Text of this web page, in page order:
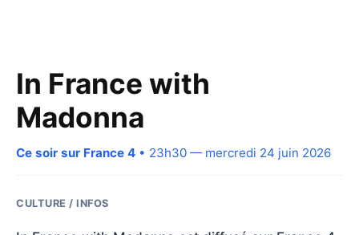
In France with
Madonna
Ce soir sur France 4 • 23h30 — mercredi 24 juin 2026
CULTURE / INFOS